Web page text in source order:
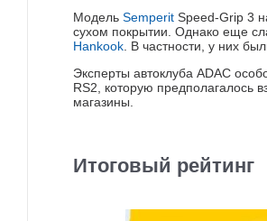
Модель Semperit Speed-Grip 3
сухом покрытии. Однако еще
Hankook . В частности, у них
Эксперты автоклуба ADAC
RS2, которую предполагалось
магазины.
Итоговый рейтинг